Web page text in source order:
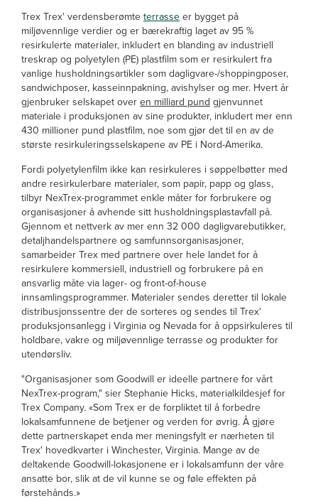
Trex Trex' verdensberømteterrasseer bygget på
miljøvennlige verdier og er bærekraftig laget av 95 %
resirkulerte materialer, inkludert en blanding av industriell
treskrap og polyetylen (PE) plastfilm som er resirkulert fra
vanlige husholdningsartikler som dagligvare-/shoppingposer,
sandwichposer, kasseinnpakning, avishylser og mer. Hvert år
gjenbruker selskapet overen milliard pund gjenvunnet
materiale i produksjonen av sine produkter, inkludert mer enn
430 millioner pund plastfilm, noe som gjør det til en av de
største resirkuleringsselskapene av PE i Nord-Amerika.
Fordi polyetylenfilm ikke kan resirkuleres i søppelbøtter med
andre resirkulerbare materialer, som papir, papp og glass,
tilbyr NexTrex-programmet enkle måter for forbrukere og
organisasjoner å avhende sitt husholdningsplastavfall på.
Gjennom et nettverk av mer enn 32 000 dagligvarebutikker,
detaljhandelspartnere og samfunnsorganisasjoner,
samarbeider Trex med partnere over hele landet for å
resirkulere kommersiell, industriell og forbrukere på en
ansvarlig måte via lager- og front-of-house
innsamlingsprogrammer. Materialer sendes deretter til lokale
distribusjonssentre der de sorteres og sendes til Trex'
produksjonsanlegg i Virginia og Nevada for å oppsirkuleres til
holdbare, vakre og miljøvennlige terrasse og produkter for
utendørsliv.
"Organisasjoner som Goodwill er ideelle partnere for vårt
NexTrex-program," sier Stephanie Hicks, materialkildesjef for
Trex Company. «Som Trex er de forpliktet til å forbedre
lokalsamfunnene de betjener og verden for øvrig. Å gjøre
dette partnerskapet enda mer meningsfylt er nærheten til
Trex' hovedkvarter i Winchester, Virginia. Mange av de
deltakende Goodwill-lokasjonene er i lokalsamfunn der våre
ansatte bor, slik at de vil kunne se og føle effekten på
førstehånds.»